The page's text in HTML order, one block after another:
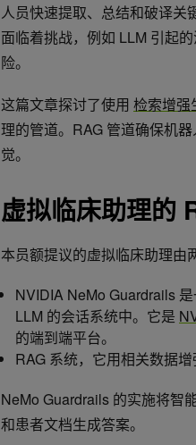
人员快速提取、总结和破译关
面临着挑战，例如 LLM 引起
险。
这篇文章探讨了使用 检索增强
理的管道。RAG 管道确保机
觉。
虚拟临床助理的
本员额提议的虚拟临床助理由
NVIDIA NeMo Guardrails
LLM 的会话系统中。它是
的端到端平台。
RAG 系统，它用相关数据
NeMo Guardrails 的实施将智
和患者文档生成答案。